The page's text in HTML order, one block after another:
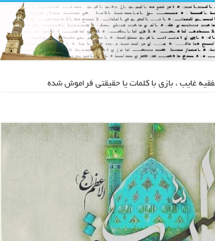
فقیه غایب ، بازی با کلمات یا حقیقتی فراموش شده